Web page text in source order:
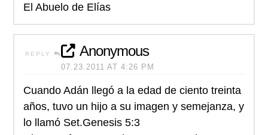
El Abuelo de Elías
REPLY Anonymous
07.23.2011 AT 4:26 PM
Cuando Adán llegó a la edad de ciento treinta
años, tuvo un hijo a su imagen y semejanza, y
lo llamó Set.Genesis 5:3